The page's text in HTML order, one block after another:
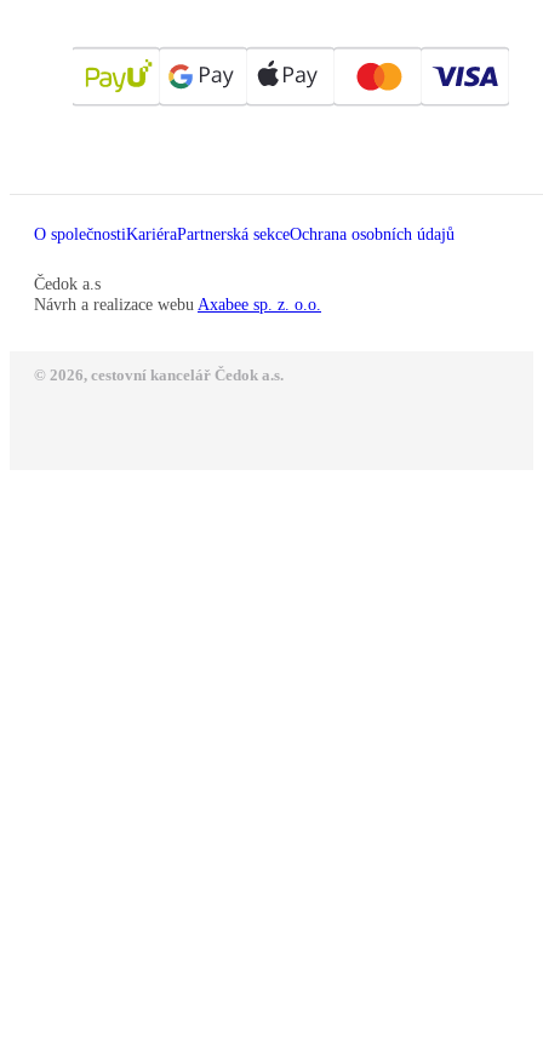
O společnostiKariéraPartnerská sekceOchrana osobních údajů
Čedok a.s
Návrh a realizace webu Axabee sp. z. o.o.
© 2026, cestovní kancelář Čedok a.s.